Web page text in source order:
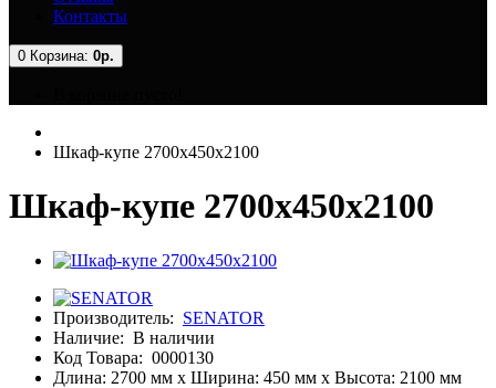
Контакты
0 Корзина: 0р.
Шкаф-купе 2700x450x2100
Шкаф-купе 2700x450x2100
Производитель: SENATOR
Наличие: В наличии
Код Товара: 0000130
Длина: 2700 мм x Ширина: 450 мм x Высота: 2100 мм